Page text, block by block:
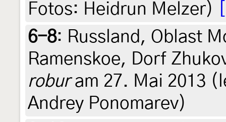
Fotos: Heidrun Melzer)
6-8: Russland, Oblast
Ramenskoe, Dorf
roburam 27. Mai 2013
Andrey Ponomarev)